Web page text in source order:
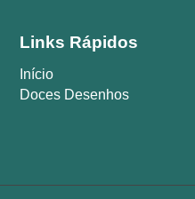
Links Rápidos
Início
Doces Desenhos